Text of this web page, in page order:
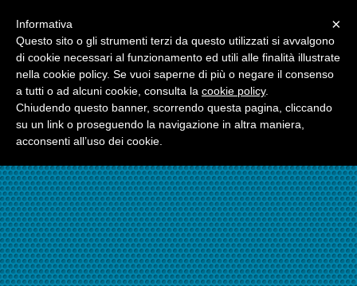
☎324.7403485
×
Informativa
Questo sito o gli strumenti terzi da questo utilizzati si avvalgono
di cookie necessari al funzionamento ed utili alle finalità illustrate
nella cookie policy. Se vuoi saperne di più o negare il consenso
a tutti o ad alcuni cookie, consulta la cookie policy.
Chiudendo questo banner, scorrendo questa pagina, cliccando
su un link o proseguendo la navigazione in altra maniera,
acconsenti all’uso dei cookie.